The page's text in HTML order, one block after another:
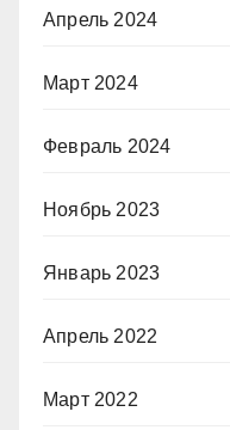
Апрель 2024
Март 2024
Февраль 2024
Ноябрь 2023
Январь 2023
Апрель 2022
Март 2022